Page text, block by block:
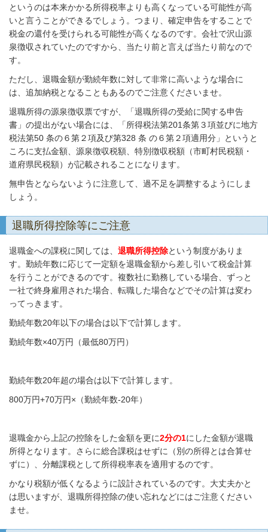
というのは本来かかる所得税率よりも高くなっている可能性が高
いと言うことができるでしょう。つまり、確定申告をすることで
税金の還付を受けられる可能性が高くなるのです。会社で沢山源
泉徴収されていたのですから、当たり前と言えば当たり前なので
す。
ただし、退職金額が勤続年数に対して非常に高いような場合に
は、追加納税となることもあるのでご注意くださいませ。
退職所得の源泉徴収票ですが、「退職所得の受給に関する申告
書」の提出がない場合には、「所得税法第201条第３項並びに地方
税法第50 条の６第２項及び第328 条 の６第２項適用分」というと
ころに支払金額、源泉徴収税額、特別徴収税額（市町村民税額・
道府県民税額）が記載されることになります。
無申告とならないように注意して、過不足を調整するようにしま
しょう。
退職所得控除等にご注意
退職金への課税に関しては、 退職所得控除という制度がありま
す。勤続年数に応じて一定額を退職金額から差し引いて税金計算
を行うことができるのです。複数社に勤務している場合、ずっと
一社で終身雇用された場合、転職した場合などでその計算は変わ
ってっきます。
勤続年数20年以下の場合は以下で計算します。
勤続年数×40万円（最低80万円）
勤続年数20年超の場合は以下で計算します。
800万円+70万円×（勤続年数-20年）
退職金から上記の控除をした金額を更に2分の1にした金額が退職
所得となります。さらに総合課税はせずに（別の所得とは合算せ
ずに）、分離課税として所得税率表を適用するのです。
かなり税額が低くなるように設計されているのです。大丈夫かと
は思いますが、退職所得控除の使い忘れなどにはご注意ください
ませ。